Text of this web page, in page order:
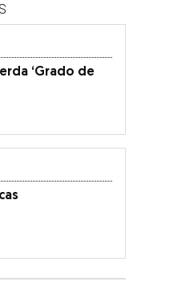
‘Grado de